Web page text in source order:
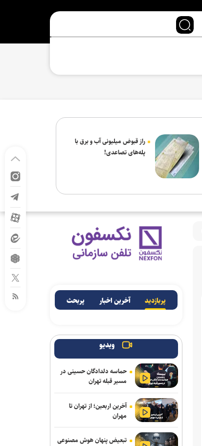
راز قبوض میلیونی آب و برق با
پله‌های تصاعدی!
پربازدید آخرین اخبار پربحث
ویدیو
حماسه دلدادگان حسینی در
مسیر قبله تهران
آخرین اربعین؛ از تهران تا
مهران
تبعیض پنهان هوش مصنوعی